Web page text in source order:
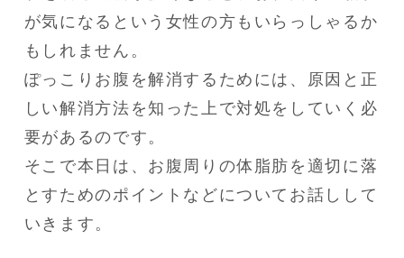
が気になるという女性の方もいらっしゃるか
もしれません。
ぽっこりお腹を解消するためには、原因と正
しい解消方法を知った上で対処をしていく必
要があるのです。
そこで本日は、お腹周りの体脂肪を適切に落
とすためのポイントなどについてお話しして
いきます。